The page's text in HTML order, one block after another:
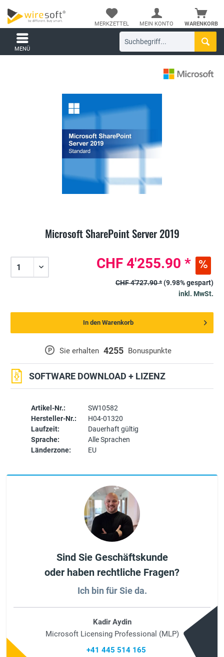
WARENKORB
MERKZETTEL MEIN KONTO
MENÜ
Microsoft SharePoint Server 2019
Artikel-Nr.:
SW10582
Hersteller-Nr.:
H04-01320
Laufzeit:
Dauerhaft gültig
Sprache:
Alle Sprachen
Länderzone:
EU
P Sie erhalten 4255 Bonuspunkte
SOFTWARE DOWNLOAD + LIZENZ
CHF 4'255.90 *
CHF 4'727.90 *(9.98% gespart)
inkl. MwSt.
In den Warenkorb
Sind Sie Geschäftskunde
oder haben rechtliche Fragen?
Ich bin für Sie da.
Kadir Aydin
Microsoft Licensing Professional (MLP)
+41 445 514 165